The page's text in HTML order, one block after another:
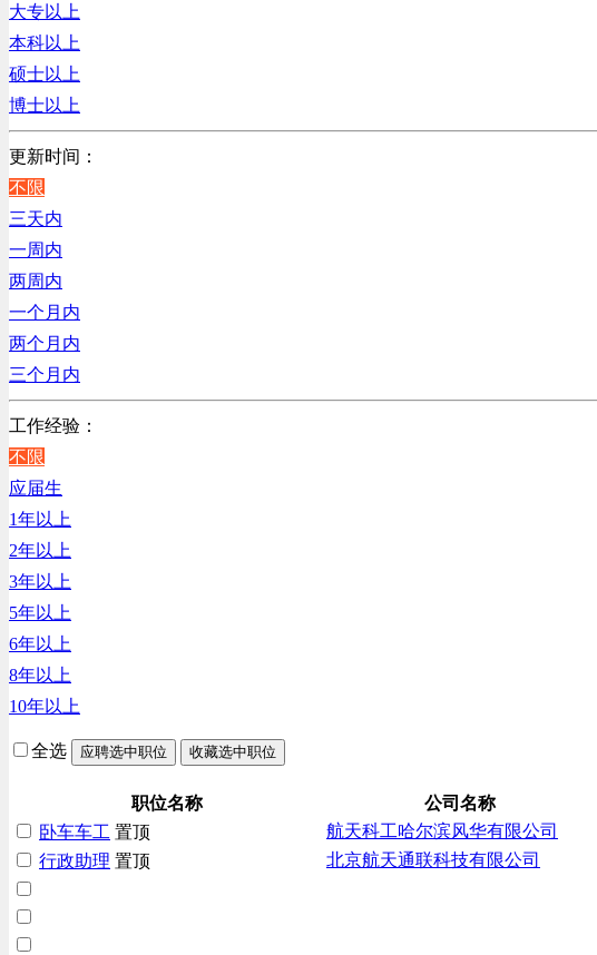
上海
客服及凯发娱乐网址的技术支持类
高级管理类
电子/电器/半导体类
电力电气/能源/自动化
咨询/顾问/法律类
程序/语言开发类
行政/后勤/文秘类
销售类
人力资源类
互联网/电子商务/游戏类
建筑装潢/市政建设类
通信/移动互联网/手机类
技工/维修类
房地产开发/物业管理类
生产/加工/认证类
综合技术类
财务/审计/税务类
大专以上
本科以上
硕士以上
博士以上
更新时间：
不限
三天内
一周内
两周内
一个月内
两个月内
三个月内
工作经验：
不限
应届生
1年以上
2年以上
3年以上
5年以上
6年以上
8年以上
10年以上
全选 应聘选中职位 收藏选中职位
职位名称
公司名称
卧车车工 置顶 航天科工哈尔滨风华有限公司
行政助理 置顶 北京航天通联科技有限公司